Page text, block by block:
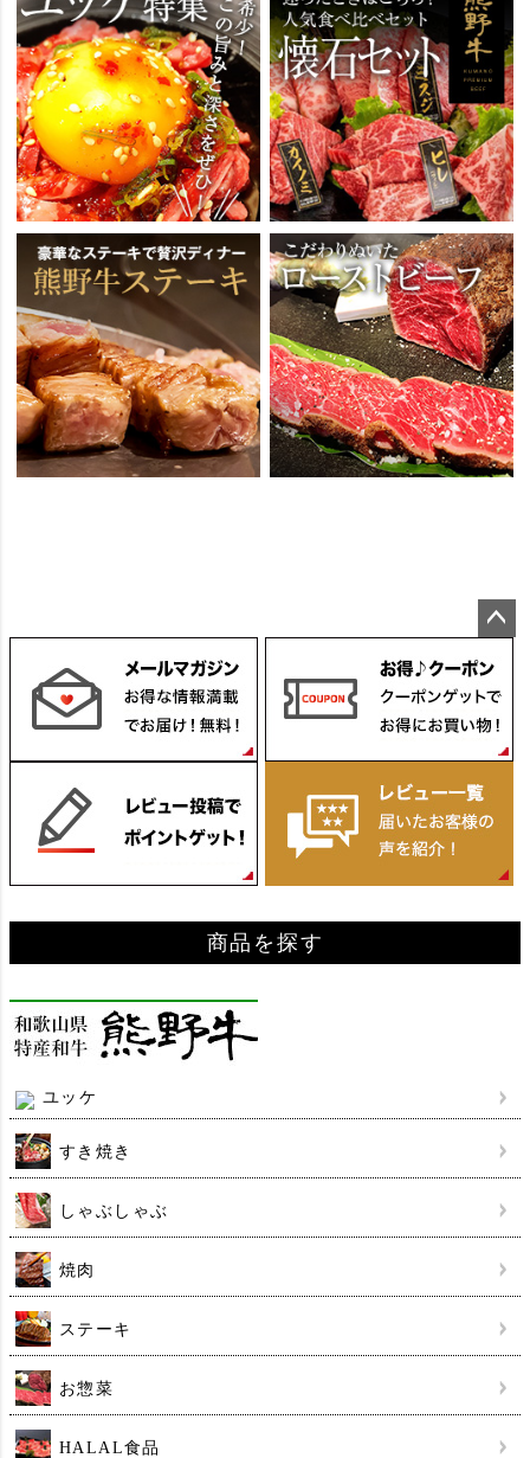
ジト
ップ
へ
商品を探す
ユッケ
すき焼き
しゃぶしゃぶ
焼肉
ステーキ
お惣菜
HALAL食品